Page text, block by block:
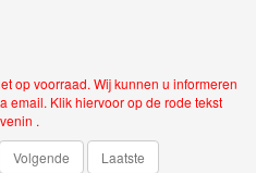
op voorraad. Wij kunnen u informeren
email. Klik hiervoor op de rode tekst
.
Volgende
Laatste